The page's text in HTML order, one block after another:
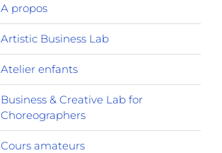
A propos
Artistic Business Lab
Atelier enfants
Business & Creative Lab for
Choreographers
Cours amateurs